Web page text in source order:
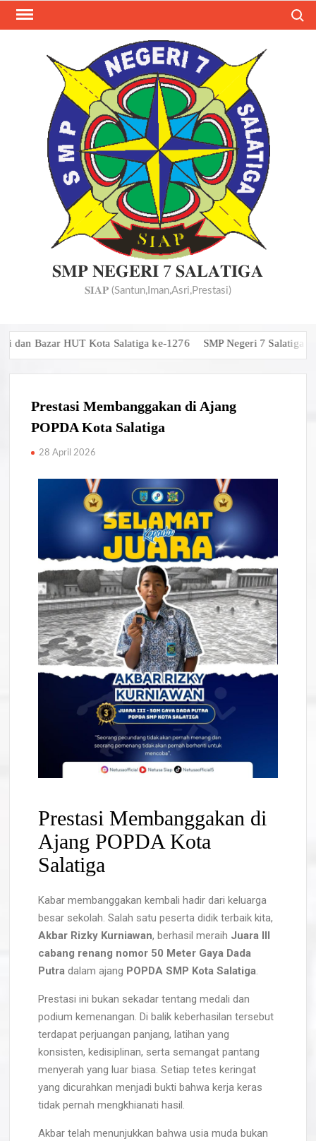
𝐒𝐌𝐏 𝐍𝐄𝐆𝐄𝐑𝐈 7 𝐒𝐀𝐋𝐀𝐓𝐈𝐆𝐀
𝐒𝐈𝐀𝐏 (Santun,Iman,Asri,Prestasi)
Bazar HUT Kota Salatiga ke-1276 SMP Negeri 7 Salatiga Raih
Prestasi Membanggakan di Ajang
POPDA Kota Salatiga
28 April 2026
Prestasi Membanggakan di
Ajang POPDA Kota
Salatiga
Kabar membanggakan kembali hadir dari keluarga
besar sekolah. Salah satu peserta didik terbaik kita,
Akbar Rizky Kurniawan, berhasil meraih Juara III
cabang renang nomor 50 Meter Gaya Dada
Putra dalam ajang POPDA SMP Kota Salatiga.
Prestasi ini bukan sekadar tentang medali dan
podium kemenangan. Di balik keberhasilan tersebut
terdapat perjuangan panjang, latihan yang
konsisten, kedisiplinan, serta semangat pantang
menyerah yang luar biasa. Setiap tetes keringat
yang dicurahkan menjadi bukti bahwa kerja keras
tidak pernah mengkhianati hasil.
Akbar telah menunjukkan bahwa usia muda bukan